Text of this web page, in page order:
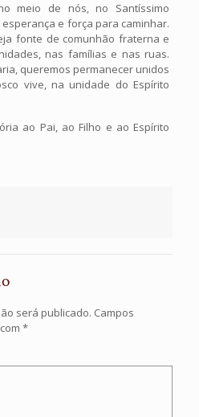
meio de nós, no Santíssimo
e força para caminhar.
fonte de comunhão fraterna e
nas famílias e nas ruas.
queremos permanecer unidos
vive, na unidade do Espírito
ao Pai, ao Filho e ao Espírito
será publicado. Campos
*